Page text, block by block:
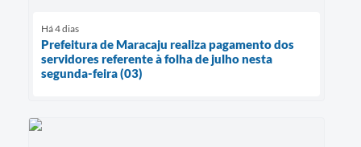
Há 4 dias
Prefeitura de Maracaju realiza pagamento dos
servidores referente à folha de julho nesta
segunda-feira (03)